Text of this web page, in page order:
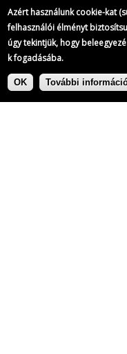
Azért használunk cookie-kat
felhasználói élményt
úgy tekintjük, hogy
k fogadásába.
OK További
Ugrás
Címke: